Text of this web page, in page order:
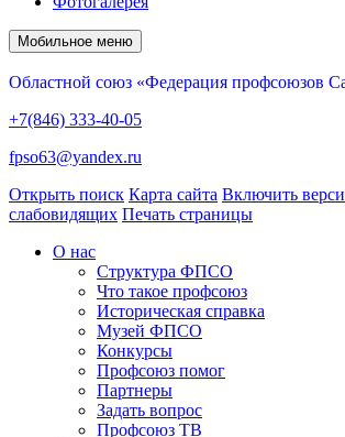
Мобильное меню
Областной союз «Федерация профсоюзов
+7(846) 333-40-05
fpso63@yandex.ru
Открыть поиск Карта сайта Включить
слабовидящих Печать страницы
О нас
Структура ФПСО
Что такое профсоюз
Историческая справка
Музей ФПСО
Конкурсы
Профсоюз помог
Партнеры
Задать вопрос
Профсоюз ТВ